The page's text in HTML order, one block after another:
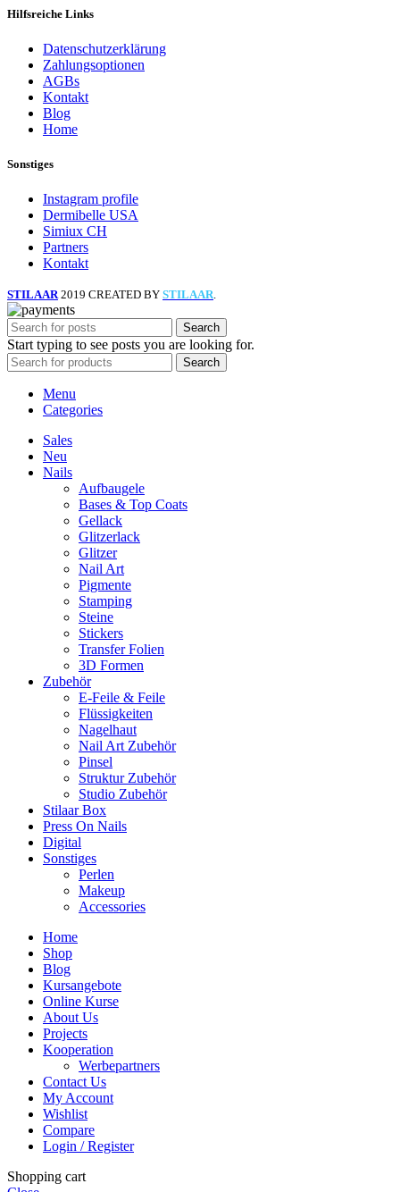
Hilfsreiche Links
Datenschutzerklärung
Zahlungsoptionen
AGBs
Kontakt
Blog
Home
Sonstiges
Instagram profile
Dermibelle USA
Simiux CH
Partners
Kontakt
STILAAR 2019 CREATED BY STILAAR.
Search
Start typing to see posts you are looking for.
Search
Menu
Categories
Sales
Neu
Nails
Aufbaugele
Bases & Top Coats
Gellack
Glitzerlack
Glitzer
Nail Art
Pigmente
Stamping
Steine
Stickers
Transfer Folien
3D Formen
Zubehör
E-Feile & Feile
Flüssigkeiten
Nagelhaut
Nail Art Zubehör
Pinsel
Struktur Zubehör
Studio Zubehör
Stilaar Box
Press On Nails
Digital
Sonstiges
Perlen
Makeup
Accessories
Home
Shop
Blog
Kursangebote
Online Kurse
About Us
Projects
Kooperation
Werbepartners
Contact Us
My Account
Wishlist
Compare
Login / Register
Shopping cart